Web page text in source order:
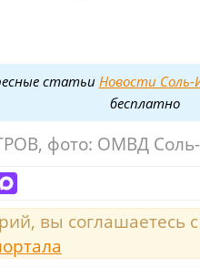
статьи Новости Соль-
бесплатно
фото: ОМВД
вы соглашаетесь